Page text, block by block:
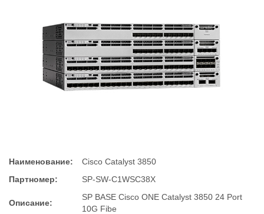
Наименование:
Cisco Catalyst 3850
Партномер:
SP-SW-C1WSC38X
Описание:
SP BASE Cisco ONE Catalyst 3850 24 Port
10G Fibe